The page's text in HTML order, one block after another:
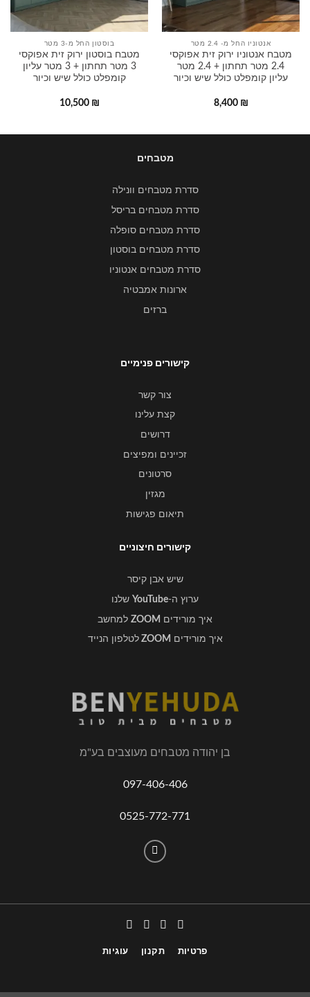
אנטוניו החל מ- 2.4 מטר
מטבח אנטוניו ירוק זית אפוקסי
2.4 מטר תחתון + 2.4 מטר
עליון קומפלט כולל שיש וכיור
8,400 ₪
בוסטון החל מ-3 מטר
מטבח בוסטון ירוק זית אפוקסי
3 מטר תחתון + 3 מטר עליון
קומפלט כולל שיש וכיור
10,500 ₪
מטבחים
סדרת מטבחים וונילה
סדרת מטבחים בריסל
סדרת מטבחים סופלה
סדרת מטבחים בוסטון
סדרת מטבחים אנטוניו
ארונות אמבטיה
ברזים
קישורים פנימיים
צור קשר
קצת עלינו
דרושים
זכיינים ומפיצים
סרטונים
מגזין
תיאום פגישות
קישורים חיצוניים
שיש אבן קיסר
ערוץ ה-YouTube שלנו
איך מורידים ZOOM למחשב
איך מורידים ZOOM לטלפון הנייד
בן יהודה מטבחים מעוצבים בע"מ
097-406-406
0525-772-771
פרטיות תקנון עוגיות